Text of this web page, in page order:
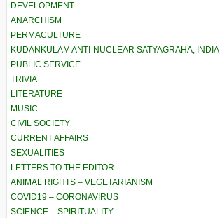
DEVELOPMENT
ANARCHISM
PERMACULTURE
KUDANKULAM ANTI-NUCLEAR SATYAGRAHA, INDIA
PUBLIC SERVICE
TRIVIA
LITERATURE
MUSIC
CIVIL SOCIETY
CURRENT AFFAIRS
SEXUALITIES
LETTERS TO THE EDITOR
ANIMAL RIGHTS – VEGETARIANISM
COVID19 – CORONAVIRUS
SCIENCE – SPIRITUALITY